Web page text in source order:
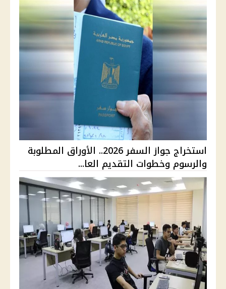
استخراج جواز السفر 2026.. الأوراق المطلوبة
والرسوم وخطوات التقديم العا...